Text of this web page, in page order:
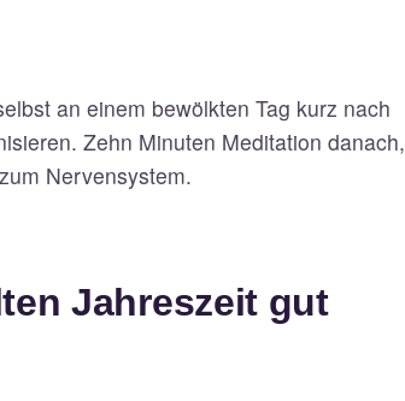
an einem bewölkten Tag kurz nach
Zehn Minuten Meditation danach,
Nervensystem.
Jahreszeit gut